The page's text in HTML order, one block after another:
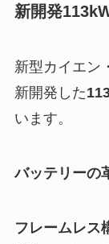
新開発
新型カイエン
新開発した
います。
バッテリーの
フレームレス